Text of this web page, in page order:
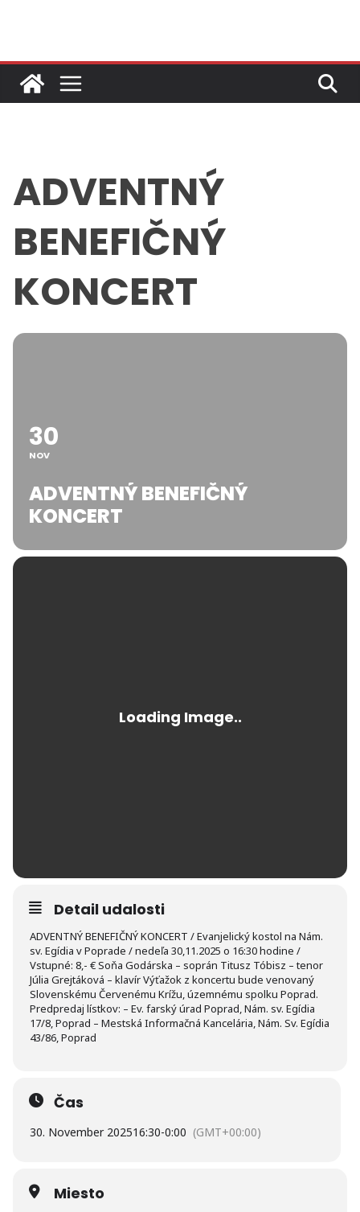
ADVENTNÝ
BENEFIČNÝ
KONCERT
30
NOV
ADVENTNÝ BENEFIČNÝ
KONCERT
Detail udalosti
ADVENTNÝ BENEFIČNÝ KONCERT / Evanjelický kostol na Nám.
sv. Egídia v Poprade / nedeľa 30,11.2025 o 16:30 hodine /
Vstupné: 8,- € Soňa Godárska – soprán Titusz Tóbisz – tenor
Júlia Grejtáková – klavír Výťažok z koncertu bude venovaný
Slovenskému Červenému Krížu, územnému spolku Poprad.
Predpredaj lístkov: – Ev. farský úrad Poprad, Nám. sv. Egídia
17/8, Poprad – Mestská Informačná Kancelária, Nám. Sv. Egídia
43/86, Poprad
Čas
30. November 202516:30-0:00 (GMT+00:00)
Miesto